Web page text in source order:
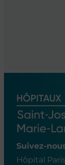
Suivez-
Hôpital